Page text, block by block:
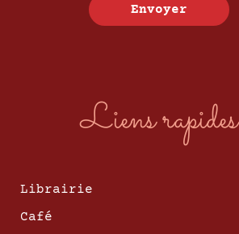
Envoyer
Liens rapides
Librairie
Café